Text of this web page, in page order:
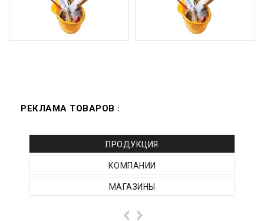
РЕКЛАМА ТОВАРОВ :
ПРОДУКЦИЯ
КОМПАНИИ
МАГАЗИНЫ